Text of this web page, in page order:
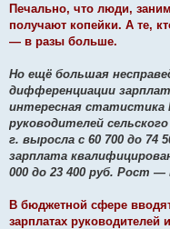
Печально, что люди,
получают копейки. А те,
— в разы больше.
Но ещё большая
дифференциации
интересная статистика
руководителей
г. выросла с 60 700 до 74
зарплата
000 до 23 400 руб. Рост —
В бюджетной сфере
зарплатах